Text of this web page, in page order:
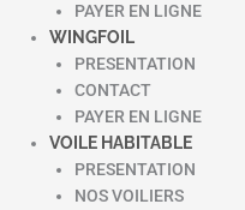
PAYER EN LIGNE
WINGFOIL
PRESENTATION
CONTACT
PAYER EN LIGNE
VOILE HABITABLE
PRESENTATION
NOS VOILIERS